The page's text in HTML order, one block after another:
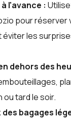
l'avance :
pour
éviter les
dehors des
ou tard le soir.
bagages